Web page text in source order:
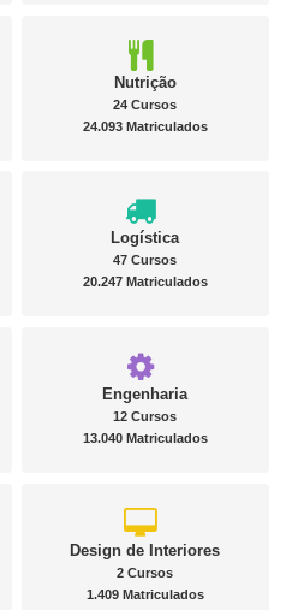
Nutrição
24 Cursos
24.093 Matriculados
Logística
47 Cursos
20.247 Matriculados
Engenharia
12 Cursos
13.040 Matriculados
Design de Interiores
2 Cursos
1.409 Matriculados